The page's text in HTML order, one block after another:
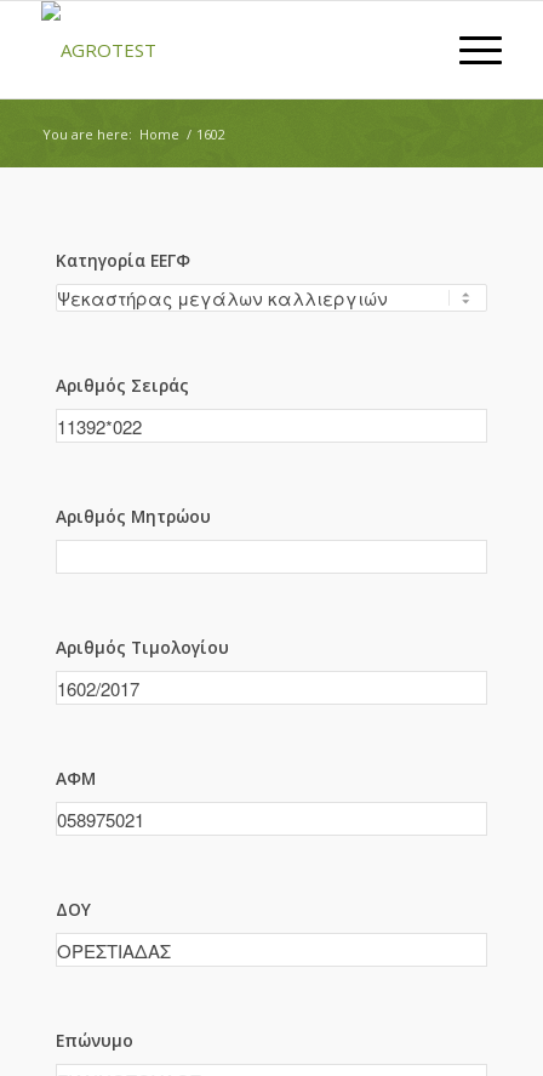
You are here: Home / 1602
Κατηγορία ΕΕΓΦ
Αριθμός Σειράς
Αριθμός Μητρώου
Αριθμός Τιμολογίου
ΑΦΜ
ΔΟΥ
Επώνυμο